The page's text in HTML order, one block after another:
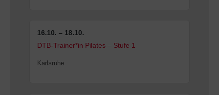
16.10. – 18.10.
DTB-Trainer*in Pilates – Stufe 1
Karlsruhe